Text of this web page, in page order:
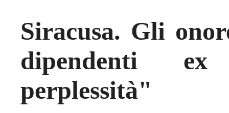
Siracusa. Gli
dipendenti
perplessità"